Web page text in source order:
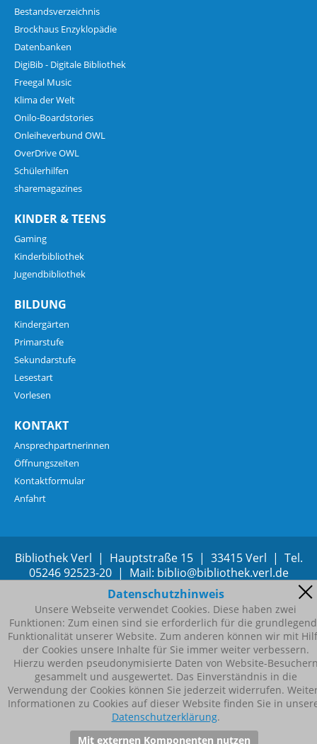
Bestandsverzeichnis
Brockhaus Enzyklopädie
Datenbanken
DigiBib - Digitale Bibliothek
Freegal Music
Klima der Welt
Onilo-Boardstories
Onleiheverbund OWL
OverDrive OWL
Schülerhilfen
sharemagazines
KINDER & TEENS
Gaming
Kinderbibliothek
Jugendbibliothek
BILDUNG
Kindergärten
Primarstufe
Sekundarstufe
Lesestart
Vorlesen
KONTAKT
Ansprechpartnerinnen
Öffnungszeiten
Kontaktformular
Anfahrt
Bibliothek Verl | Hauptstraße 15 | 33415 Verl | Tel.
05246 92523-20 | Mail: b bl b bl th k v rl d
Datenschutzhinweis
Unsere Webseite verwendet Cookies. Diese haben zwei
Funktionen: Zum einen sind sie erforderlich für die
Funktionalität unserer Website. Zum anderen können wir mit
der Cookies unsere Inhalte für Sie immer weiter verbessern.
Hierzu werden pseudonymisierte Daten von Website-
gesammelt und ausgewertet. Das Einverständnis in die
Verwendung der Cookies können Sie jederzeit widerrufen.
Informationen zu Cookies auf dieser Website finden Sie in
Datenschutzerklärung.
Mit externen Komponenten nutzen